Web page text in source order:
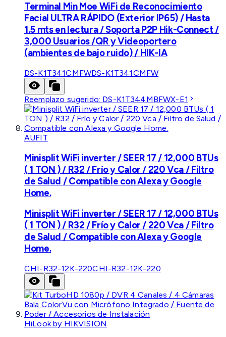
Terminal Min Moe WiFi de Reconocimiento
Facial ULTRA RÁPIDO (Exterior IP65) / Hasta
1.5 mts en lectura / Soporta P2P Hik-Connect /
3,000 Usuarios /QR y Videoportero
(ambientes de bajo ruido) / HIK-IA
DS-K1T341CMFWDS-K1T341CMFW
Reemplazo sugerido: DS-K1T344MBFWX-E1
AUFIT
Minisplit WiFi inverter / SEER 17 / 12,000 BTUs
( 1 TON ) / R32 / Frío y Calor / 220 Vca / Filtro
de Salud / Compatible con Alexa y Google
Home.
Minisplit WiFi inverter / SEER 17 / 12,000 BTUs
( 1 TON ) / R32 / Frío y Calor / 220 Vca / Filtro
de Salud / Compatible con Alexa y Google
Home.
CHI-R32-12K-220CHI-R32-12K-220
HiLook by HIKVISION